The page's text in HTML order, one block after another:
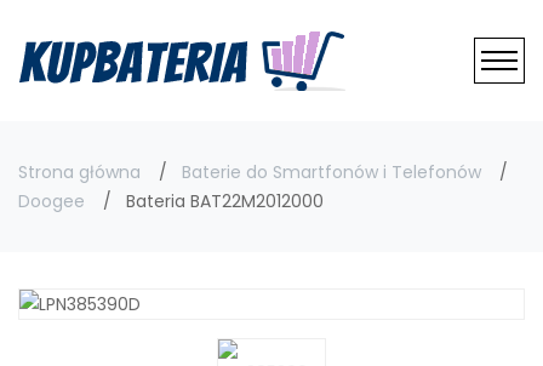
Strona główna
Baterie do Smartfonów i Telefonów
Doogee
Bateria BAT22M2012000